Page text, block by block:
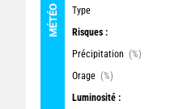
MÉTÉO
Type
Risques :
Précipitation (%)
Orage (%)
Luminosité :